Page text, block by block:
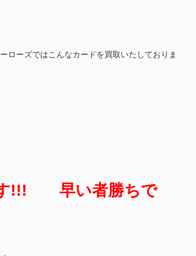
ーズではこんなカードを買取いたしておりま
す!!! 早い者勝ちで